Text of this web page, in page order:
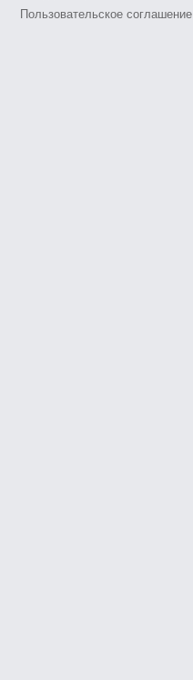
Пользовательское соглашение